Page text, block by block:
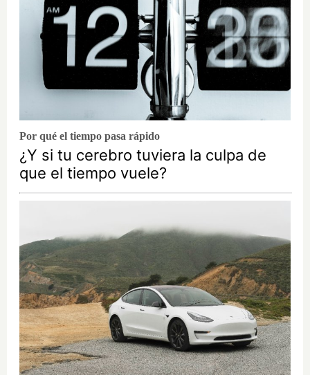
Por qué el tiempo pasa rápido
¿Y si tu cerebro tuviera la culpa de
que el tiempo vuele?